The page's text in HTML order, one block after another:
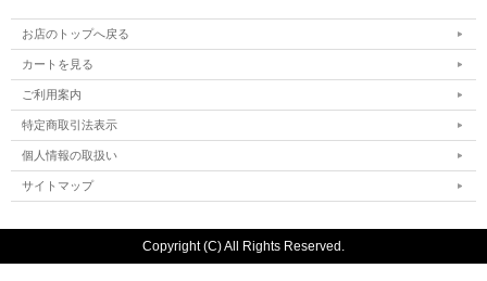
お店のトップへ戻る
カートを見る
ご利用案内
特定商取引法表示
個人情報の取扱い
サイトマップ
Copyright (C) All Rights Reserved.